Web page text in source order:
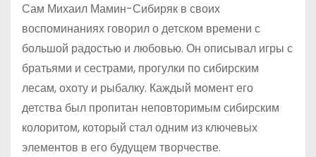
Сам Михаил Мамин-Сибиряк в своих
воспоминаниях говорил о детском времени с
большой радостью и любовью. Он описывал игры с
братьями и сестрами, прогулки по сибирским
лесам, охоту и рыбалку. Каждый момент его
детства был пропитан неповторимым сибирским
колоритом, который стал одним из ключевых
элементов в его будущем творчестве.